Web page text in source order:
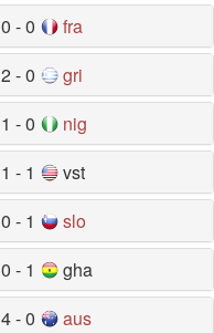
0 - 0
fra
2 - 0
gri
1 - 0
nig
1 - 1
vst
0 - 1
slo
0 - 1
gha
4 - 0
aus